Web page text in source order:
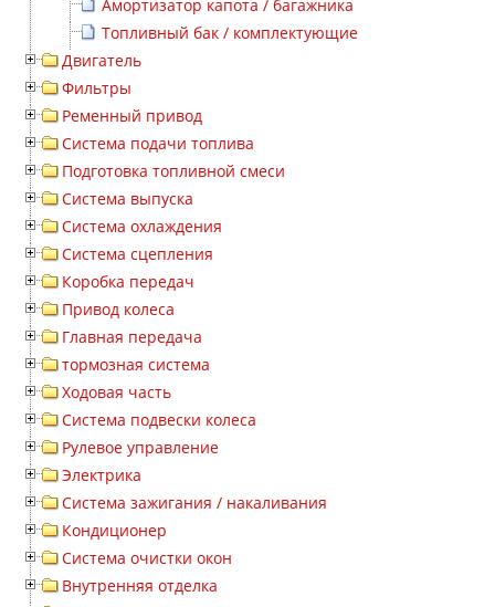
Амортизатор капота / багажника
Топливный бак / комплектующие
Двигатель
Фильтры
Ременный привод
Система подачи топлива
Подготовка топливной смеси
Система выпуска
Система охлаждения
Система сцепления
Коробка передач
Привод колеса
Главная передача
тормозная система
Ходовая часть
Система подвески колеса
Рулевое управление
Электрика
Система зажигания / накаливания
Кондиционер
Система очистки окон
Внутренняя отделка